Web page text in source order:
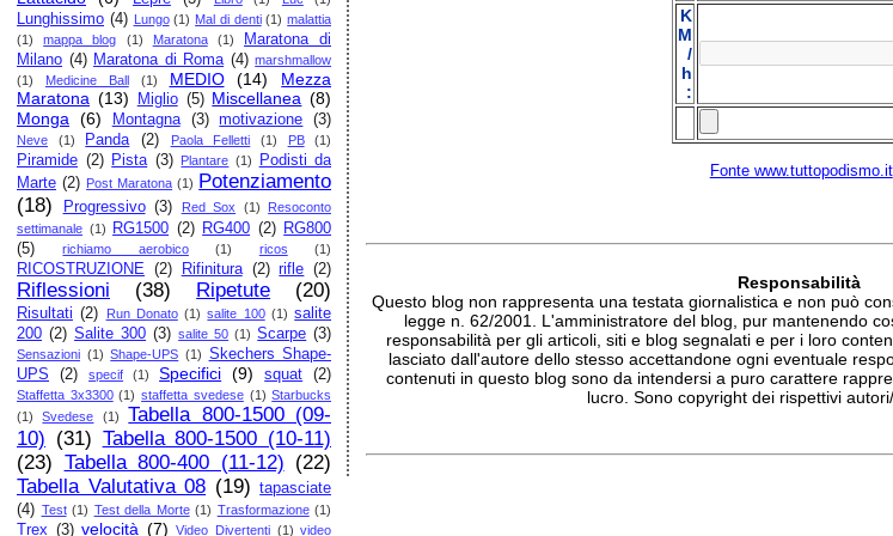
Lunghissimo (4) Lungo (1) Mal di denti (1) malattia
(1)
mappa blog (1) Maratona (1)
Maratona di
Milano (4) Maratona di Roma (4) marshmallow
(1)
Medicine Ball (1) MEDIO (14)
Mezza
Maratona (13) Miglio (5) Miscellanea (8)
Monga
(6) Montagna (3) motivazione (3)
Neve (1) Panda (2) Paola Felletti (1) PB (1)
Piramide (2) Pista (3) Plantare (1)
Podisti da
Marte (2) Post Maratona (1) Potenziamento
(18)
Progressivo (3) Red Sox (1)
Resoconto
settimanale (1) RG1500 (2) RG400 (2) RG800
(5)
richiamo aerobico (1) ricos (1)
RICOSTRUZIONE (2) Rifinitura (2) rifle (2)
Riflessioni (38) Ripetute (20)
Risultati (2) Run Donato (1) salite 100 (1) salite
200 (2) Salite 300 (3) salite 50 (1) Scarpe (3)
Sensazioni (1) Shape-UPS (1) Skechers Shape-
UPS
(2) specif (1) Specifici (9) squat (2)
Staffetta 3x3300 (1) staffetta svedese (1) Starbucks
(1)
Svedese (1)
Tabella 800-1500 (09-
10) (31) Tabella 800-1500 (10-11)
(23) Tabella 800-400 (11-12) (22)
Tabella Valutativa 08 (19) tapasciate
(4) Test (1) Test della Morte (1) Trasformazione (1)
Trex (3) velocità (7) Video Divertenti (1) video
K
M
/
h
:
Fonte www.tuttopodismo.it
Responsabilità
Questo blog non rappresenta una testata giornalistica e non può
legge n. 62/2001. L'amministratore del blog, pur mantenendo
responsabilità per gli articoli, siti e blog segnalati e per i loro
lasciato dall'autore dello stesso accettandone ogni eventuale
contenuti in questo blog sono da intendersi a puro carattere
lucro. Sono copyright dei rispettivi